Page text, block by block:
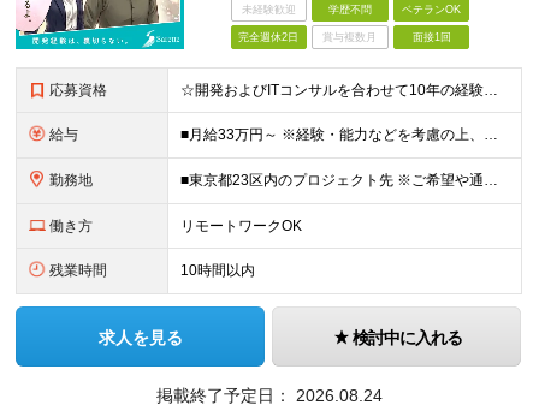
未経験歓迎 学歴不問 ベテランOK
完全週休2日 賞与複数月 面接1回
応募資格 ☆開発およびITコンサルを合わせて10年の経験者は最大限に評価します！ ■学歴不問 ■以下いずれかの経験をお持ちの方 ┗システム開発の経験（2年以上） ┗インフラ設計or構築経験（2年以上） ┗PMo
給与 ■月給33万円～ ※経験・能力などを考慮の上、当社規定により優遇します。 ※上記にはみなし残業代(25時間分3万8325円～)を含みます。25時間を超える残業には別途全額残業代を支給します。 ◎
勤務地 ■東京都23区内のプロジェクト先 ※ご希望や通勤時間を考慮して、配属先を決定します。 【本社】 東京都新宿区西新宿4-10-19 3階 ＼オフィス移転！デスクも心機一転アップデート！／ 全席に
働き方 リモートワークOK
残業時間 10時間以内
求人を見る 検討中に入れる
掲載終了予定日： 2026.08.24